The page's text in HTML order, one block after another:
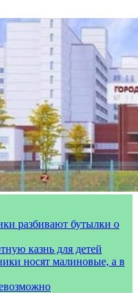
разбивают бутылки о
казнь для детей
носят малиновые, а в